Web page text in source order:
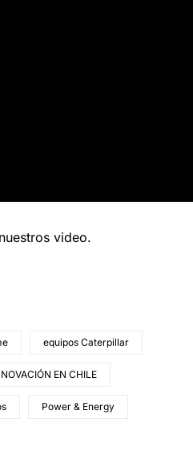
video.
equipos Caterpillar
EN CHILE
Power & Energy